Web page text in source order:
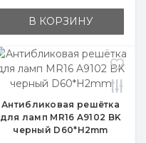
В КОРЗИНУ
Антибликовая решётка
для ламп MR16 A9102 BK
черный D60*H2mm